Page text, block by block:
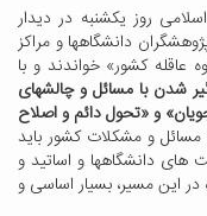
روز یکشنبه در دیدار
دانشگاهها و مراکز
عاقله کشور» خواندند و با
شدن با مسائل و چالشهای
و «تحول دائم و اصلاح
مسائل و مشکلات کشور باید
های دانشگاهها و اساتید و
در این مسیر، بسیار اساسی و